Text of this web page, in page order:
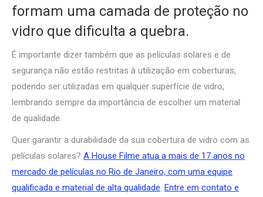
formam uma camada de proteção no
vidro que dificulta a quebra.
É importante dizer também que as películas solares e de
segurança não estão restritas à utilização em coberturas,
podendo ser utilizadas em qualquer superfície de vidro,
lembrando sempre da importância de escolher um material
de qualidade.
Quer garantir a durabilidade da sua cobertura de vidro com as
películas solares? A House Filme atua a mais de 17 anos no
mercado de películas no Rio de Janeiro, com uma equipe
qualificada e material de alta qualidade. Entre em contato e